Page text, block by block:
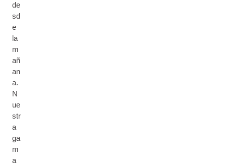
de
sd
e
la
m
añ
an
a.
N
ue
str
a
ga
m
a